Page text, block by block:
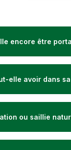
muscles et
constitue
utilisation
en protéines
sensibles au
positive sur
l‘insuline et
encore être
elle avoir dans
ou saillie